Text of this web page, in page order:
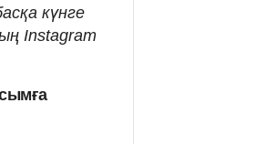
күнге
Instagram